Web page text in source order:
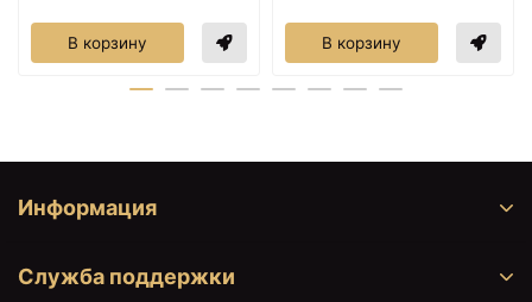
В корзину В корзину
Информация
Служба поддержки